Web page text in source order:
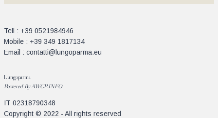
Tell : +39 0521984946
Mobile : +39 349 1817134
Email : contatti@lungoparma.eu
Lungoparma
Powered ByAWCP.INFO
IT 02318790348
Copyright © 2022 - All rights reserved